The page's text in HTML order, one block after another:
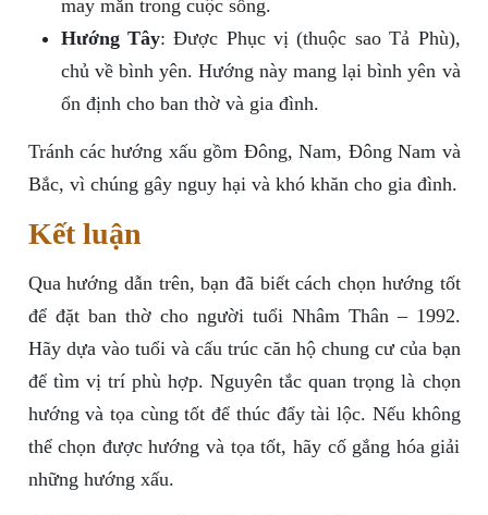
may mắn trong cuộc sống.
Hướng Tây: Được Phục vị (thuộc sao Tả Phù),
chủ về bình yên. Hướng này mang lại bình yên và
ổn định cho ban thờ và gia đình.
Tránh các hướng xấu gồm Đông, Nam, Đông Nam và
Bắc, vì chúng gây nguy hại và khó khăn cho gia đình.
Kết luận
Qua hướng dẫn trên, bạn đã biết cách chọn hướng tốt
để đặt ban thờ cho người tuổi Nhâm Thân – 1992.
Hãy dựa vào tuổi và cấu trúc căn hộ chung cư của bạn
để tìm vị trí phù hợp. Nguyên tắc quan trọng là chọn
hướng và tọa cùng tốt để thúc đẩy tài lộc. Nếu không
thể chọn được hướng và tọa tốt, hãy cố gắng hóa giải
những hướng xấu.